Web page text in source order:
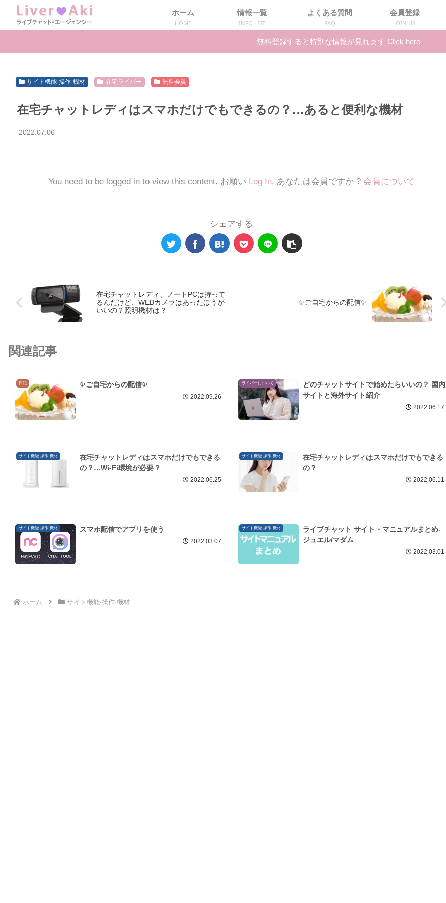
ホーム
HOME
情報一覧
INFO LIST
よくある質問
FAQ
会員登録
JOIN US
無料登録すると特別な情報が見れます Click here
サイト機能·操作·機材 在宅ライバー 無料会員
在宅チャットレディはスマホだけでもできるの？…あると便利な機材
2022.07.06
You need to be logged in to view this content. お願い Log In. あなたは会員ですか ? 会員について
シェアする
在宅チャットレディ、ノートPCは持って
るんだけど、WEBカメラはあったほうが
いいの？照明機材は？
✨ご自宅からの配信✨
関連記事
日記 ✨ご自宅からの配信✨
2022.09.26
ライバーについて
どのチャットサイトで始めたらいいの？ 国内
サイトと海外サイト紹介
2022.06.17
サイト機能·操作·機材
在宅チャットレディはスマホだけでもできる
の？…Wi-Fi環境が必要？
2022.06.25
サイト機能·操作·機材
在宅チャットレディはスマホだけでもできる
の？
2022.06.11
サイト機能·操作·機材 スマホ配信でアプリを使う
2022.03.07
サイト機能·操作·機材
ライブチャット サイト・マニュアルまとめ-
ジュエル/マダム
2022.03.01
ホーム サイト機能·操作·機材